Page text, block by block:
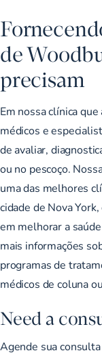
de
precisam
Em nossa clínica
médicos e
de avaliar,
ou no pescoço.
uma das melhores
cidade de Nova
em melhorar a
mais informações
programas de
médicos de coluna
Need a
Agende sua consulta